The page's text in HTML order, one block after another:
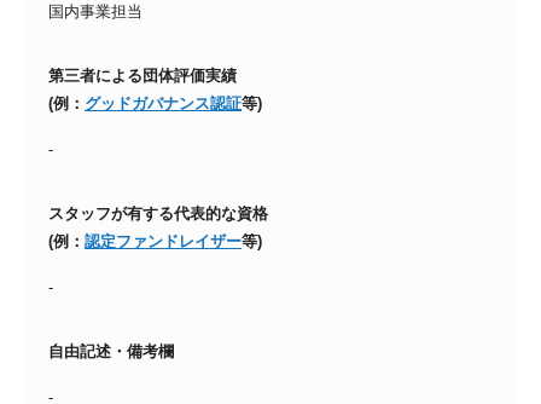
国内事業担当
第三者による団体評価実績
(例： グッドガバナンス認証等)
-
スタッフが有する代表的な資格
(例： 認定ファンドレイザー等)
-
自由記述・備考欄
-